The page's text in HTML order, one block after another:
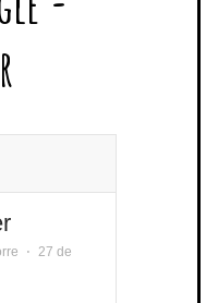
G
U
B
U
⋅ 27 de